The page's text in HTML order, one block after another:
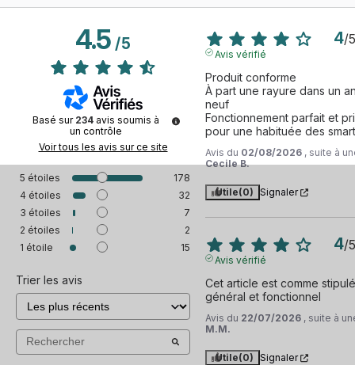
4.5/5
Basé sur 234 avis soumis à
un contrôle
Voir tous les avis sur ce site
5 étoiles
178
4 étoiles
32
3 étoiles
7
2 étoiles
2
1 étoile 15
Trier les avis
4/5
Avis vérifié
Produit conforme
À part une rayure dans un
neuf
Fonctionnement parfait et
pour une habituée des
Avis du 02/08/2026 , suite à
Cecile B.
Utile(0) Signaler
4/5
Avis vérifié
Cet article est comme
général et fonctionnel
Avis du 22/07/2026 , suite à
M.M.
Utile(0) Signaler